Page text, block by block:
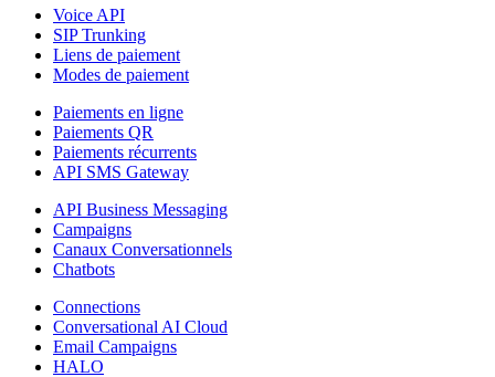
Voice API
SIP Trunking
Liens de paiement
Modes de paiement
Paiements en ligne
Paiements QR
Paiements récurrents
API SMS Gateway
API Business Messaging
Campaigns
Canaux Conversationnels
Chatbots
Connections
Conversational AI Cloud
Email Campaigns
HALO